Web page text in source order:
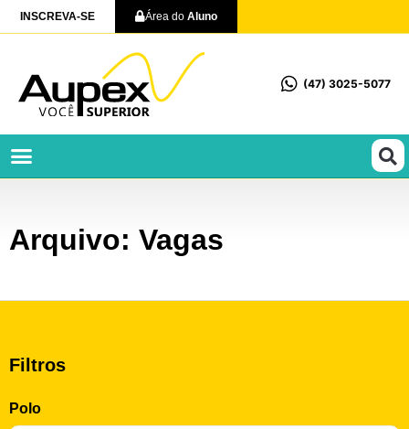
INSCREVA-SE Área do Aluno
(47) 3025-5077
Arquivo: Vagas
Filtros
Polo